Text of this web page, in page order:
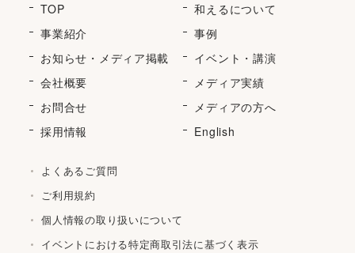
TOP
和えるについて
事業紹介
事例
お知らせ・メディア掲載
イベント・講演
会社概要
メディア実績
お問合せ
メディアの方へ
採用情報
English
よくあるご質問
ご利用規約
個人情報の取り扱いについて
イベントにおける特定商取引法に基づく表示